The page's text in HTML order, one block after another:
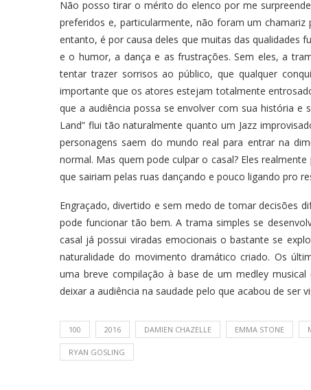
Não posso tirar o mérito do elenco por me
preferidos e, particularmente, não foram um
entanto, é por causa deles que muitas das qualidades
e o humor, a dança e as frustrações. Sem eles, a
tentar trazer sorrisos ao público, que qualquer
importante que os atores estejam totalmente
que a audiência possa se envolver com sua história e
Land” flui tão naturalmente quanto um Jazz
personagens saem do mundo real para entrar na
normal. Mas quem pode culpar o casal? Eles
que sairiam pelas ruas dançando e pouco ligando pro
Engraçado, divertido e sem medo de tomar decisões
pode funcionar tão bem. A trama simples se
casal já possui viradas emocionais o bastante se
naturalidade do movimento dramático criado. Os
uma breve compilação à base de um medley
deixar a audiência na saudade pelo que acabou de ser
100 2016 DAMIEN CHAZELLE EMMA STONE
RYAN GOSLING